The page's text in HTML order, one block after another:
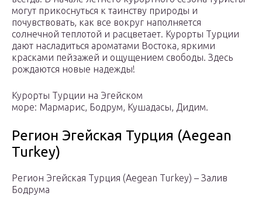
могут прикоснуться к таинству природы и
почувствовать, как все вокруг наполняется
солнечной теплотой и расцветает. Курорты Турции
дают насладиться ароматами Востока, яркими
красками пейзажей и ощущением свободы. Здесь
рождаются новые надежды!
Курорты Турции на Эгейском
море: Мармарис, Бодрум, Кушадасы, Дидим.
Регион Эгейская Турция (Aegean
Turkey)
Регион Эгейская Турция (Aegean Turkey) – Залив
Бодрума